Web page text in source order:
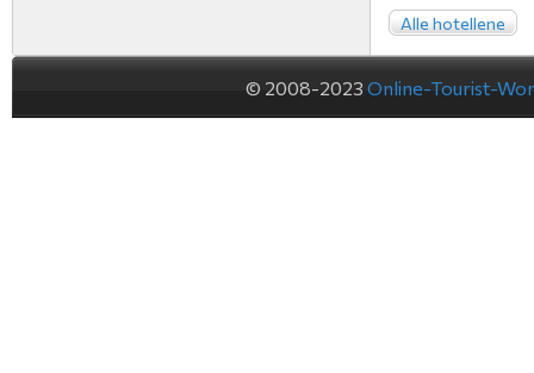
Alle hotellene
© 2008-2023 Online-Tourist-